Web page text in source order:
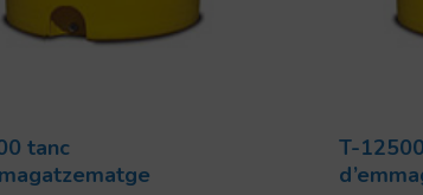
tanc
T-